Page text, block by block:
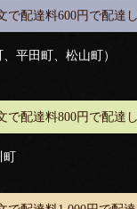
で配達料600円で配達
平田町、松山町）
で配達料800円で配達